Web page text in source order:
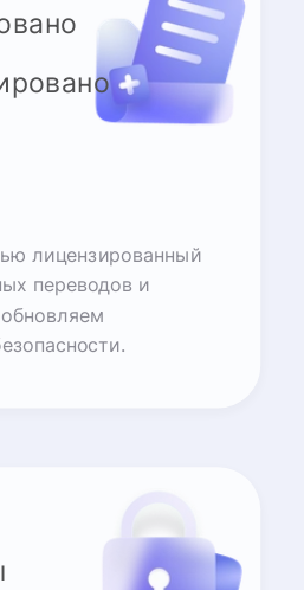
лицензированный
переводов и